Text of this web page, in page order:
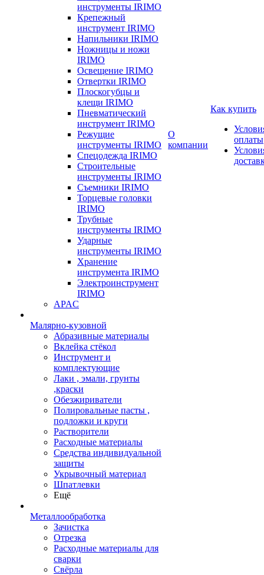
инструменты IRIMO
Крепежный
инструмент IRIMO
Напильники IRIMO
Ножницы и ножи
IRIMO
Освещение IRIMO
Отвертки IRIMO
Плоскогубцы и
клещи IRIMO
Пневматический
инструмент IRIMO
Режущие
инструменты IRIMO
Спецодежда IRIMO
Строительные
инструменты IRIMO
Съемники IRIMO
Торцевые головки
IRIMO
Трубные
инструменты IRIMO
Ударные
инструменты IRIMO
Хранение
инструмента IRIMO
Электроинструмент
IRIMO
APAC
Малярно-кузовной
Абразивные материалы
Вклейка стёкол
Инструмент и
комплектующие
Лаки , эмали, грунты
,краски
Обезжириватели
Полировальные пасты ,
подложки и круги
Растворители
Расходные материалы
Средства индивидуальной
защиты
Укрывочный материал
Шпатлевки
Ещё
Металлообработка
Зачистка
Отрезка
Расходные материалы для
сварки
Свёрла
О
компании
Как купить
оплаты